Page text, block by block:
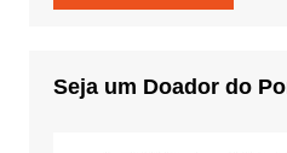
Seja um Doador do